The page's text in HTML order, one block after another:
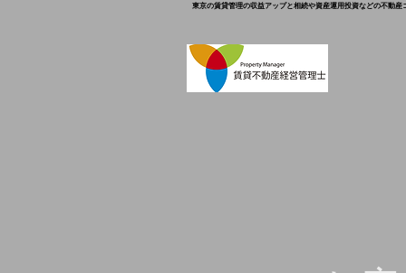
東京の賃貸管理の収益アップと相続や資産運用投資などの不動